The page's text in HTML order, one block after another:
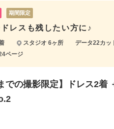
期間限定
レスも残したい方に♪
スタジオ 6ヶ所
データ22カッ
ページ
での撮影限定】ドレス2着